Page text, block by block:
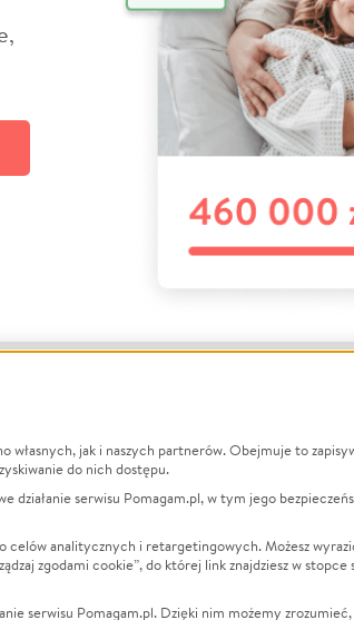
O nas
Opinie
Raporty
Za darmo
Zbieraj
Leczenie
Zwierzęta
Pożar
jak i naszych partnerów. Obejmuje to
do nich dostępu.
serwisu Pomagam.pl, w tym jego
celów analitycznych i retargetingowych. Możesz
zgodami cookie”, do której link znajdziesz w
serwisu Pomagam.pl. Dzięki nim możemy